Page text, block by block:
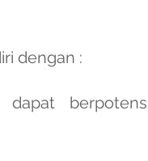
dengan :